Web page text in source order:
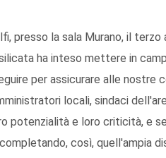
presso la sala Murano, il
ha inteso mettere in
per assicurare alle nostre
locali, sindaci
potenzialità e loro criticità, e
così, quell'ampia